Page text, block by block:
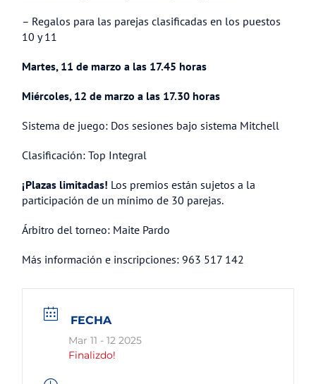
– Regalos para las parejas clasificadas en los puestos
10 y 11
Martes, 11 de marzo a las 17.45 horas
Miércoles, 12 de marzo a las 17.30 horas
Sistema de juego: Dos sesiones bajo sistema Mitchell
Clasificación: Top Integral
¡Plazas limitadas! Los premios están sujetos a la
participación de un mínimo de 30 parejas.
Árbitro del torneo: Maite Pardo
Más información e inscripciones: 963 517 142
FECHA
Mar 11 - 12 2025
Finalizdo!